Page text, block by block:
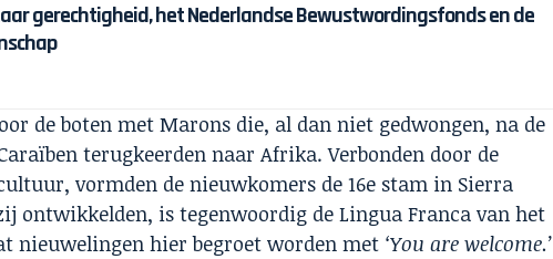
gerechtigheid, het Nederlandse Bewustwordingsfonds en de
de boten met Marons die, al dan niet gedwongen, na de
terugkeerden naar Afrika. Verbonden door de
vormden de nieuwkomers de 16e stam in Sierra
ontwikkelden, is tegenwoordig de Lingua Franca van het
nieuwelingen hier begroet worden met ‘You are welcome.’